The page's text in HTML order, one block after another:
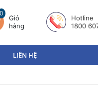
0
Giỏ
hàng
Hotline
1800
LIÊN HỆ